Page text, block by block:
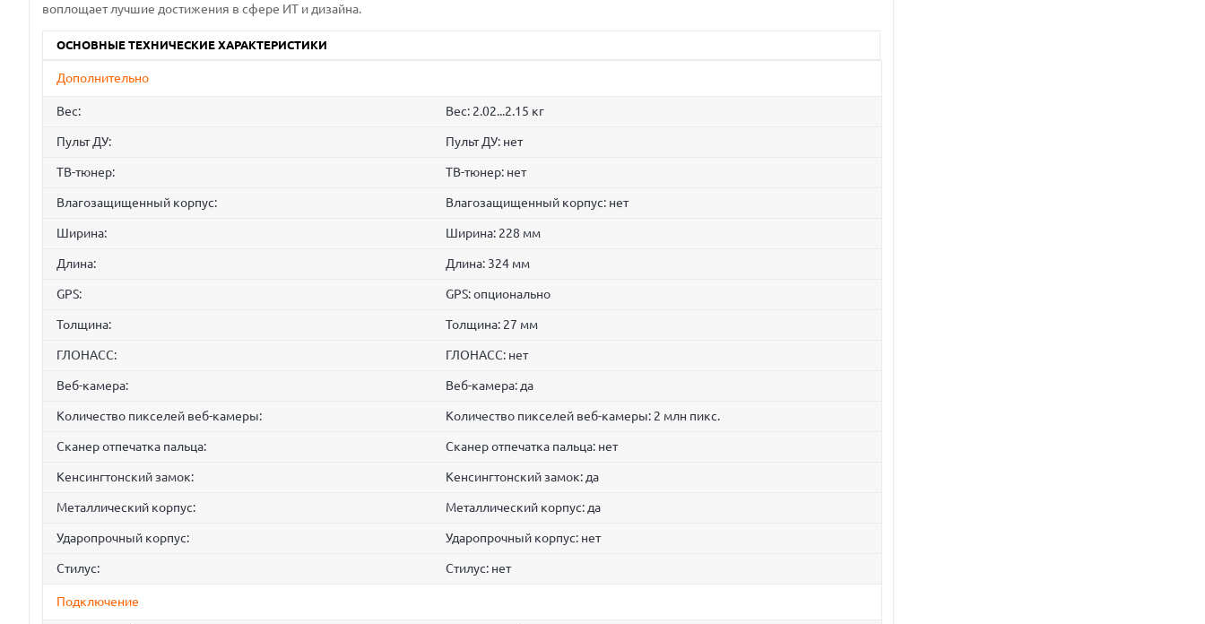
воплощает лучшие достижения в сфере ИТ и дизайна.
ОСНОВНЫЕ ТЕХНИЧЕСКИЕ ХАРАКТЕРИСТИКИ
Дополнительно
Вес: Вес: 2.02...2.15 кг
Пульт ДУ: Пульт ДУ: нет
ТВ-тюнер: ТВ-тюнер: нет
Влагозащищенный корпус: Влагозащищенный корпус: нет
Ширина: Ширина: 228 мм
Длина: Длина: 324 мм
GPS: GPS: опционально
Толщина: Толщина: 27 мм
ГЛОНАСС: ГЛОНАСС: нет
Веб-камера: Веб-камера: да
Количество пикселей веб-камеры: Количество пикселей веб-камеры: 2 млн пикс.
Сканер отпечатка пальца: Сканер отпечатка пальца: нет
Кенсингтонский замок: Кенсингтонский замок: да
Металлический корпус: Металлический корпус: да
Ударопрочный корпус: Ударопрочный корпус: нет
Стилус: Стилус: нет
Подключение